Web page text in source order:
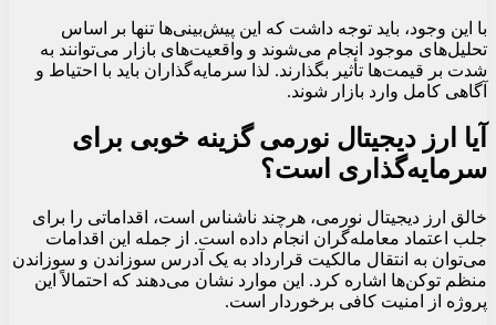
با این وجود، باید توجه داشت که این پیش‌بینی‌ها تنها بر اساس
تحلیل‌های موجود انجام می‌شوند و واقعیت‌های بازار می‌توانند به
شدت بر قیمت‌ها تأثیر بگذارند. لذا سرمایه‌گذاران باید با احتیاط و
آگاهی کامل وارد بازار شوند.
آیا ارز دیجیتال نورمی گزینه خوبی برای
سرمایه‌گذاری است؟
خالق ارز دیجیتال نورمی، هرچند ناشناس است، اقداماتی را برای
جلب اعتماد معامله‌گران انجام داده است. از جمله این اقدامات
می‌توان به انتقال مالکیت قرارداد به یک آدرس سوزاندن و سوزاندن
منظم توکن‌ها اشاره کرد. این موارد نشان می‌دهند که احتمالاً این
پروژه از امنیت کافی برخوردار است.